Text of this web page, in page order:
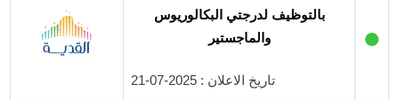
●
بالتوظيف لدرجتي البكالوريوس
والماجستير
تاريخ الاعلان : 2025-07-21